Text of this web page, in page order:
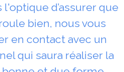
d’assurer que
bien, nous vous
en contact avec un
qui saura réaliser la